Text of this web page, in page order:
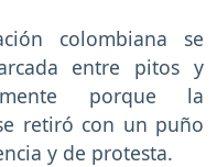
colombiana se
entre pitos y
porque la
retiró con un puño
y de protesta.